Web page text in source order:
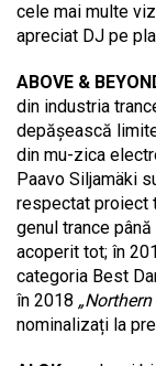
cele mai multe
apreciat DJ pe
ABOVE &
din industria
depășească
din mu-zica
Paavo Siljamäki
respectat proiect
genul trance
acoperit tot; în
categoria Best
în 2018 „Northern
nominalizați la